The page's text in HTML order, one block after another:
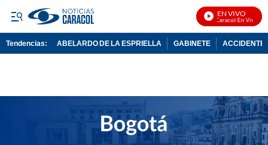
EN VIVO
Noticias Caracol En Vivo
Tendencias: ABELARDO DE LA ESPRIELLA GABINETE ACCIDENTE